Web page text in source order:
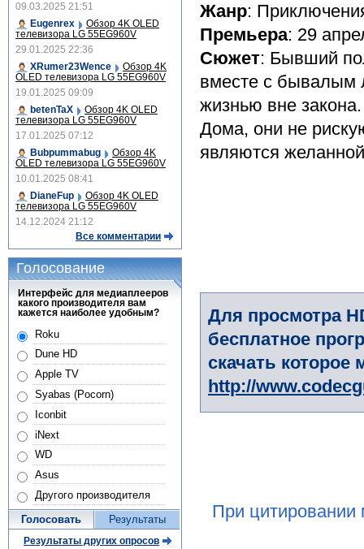
Жанр:
Премьера: 29
Сюжет: Бывший
вместе с бывалым
жизнью вне
Дома, они не
являются
Для просмотра
бесплатное
скачать
http://
При цитировании
09.03.2025 21:51
Eugenrex
Обзор 4K OLED
телевизора LG 55EG960V
29.01.2025 22:36
XRumer23Wence
Обзор 4K
OLED телевизора LG 55EG960V
19.01.2025 09:09
betenTaX
Обзор 4K OLED
телевизора LG 55EG960V
17.01.2025 07:12
Bubpummabug
Обзор 4K
OLED телевизора LG 55EG960V
10.01.2025 08:41
DianeFup
Обзор 4K OLED
телевизора LG 55EG960V
14.12.2024 21:12
Все комментарии
Голосование
Интерфейс для медиаплееров
какого производителя вам
кажется наиболее удобным?
Roku
Dune HD
Apple TV
Syabas (Pocorn)
Iconbit
iNext
WD
Asus
Другого производителя
Голосовать Результаты
Результаты других опросов